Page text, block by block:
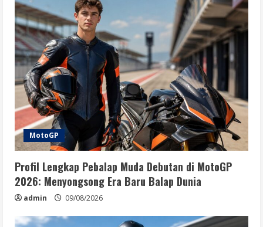
MotoGP
Profil Lengkap Pebalap Muda Debutan di MotoGP
2026: Menyongsong Era Baru Balap Dunia
admin 09/08/2026